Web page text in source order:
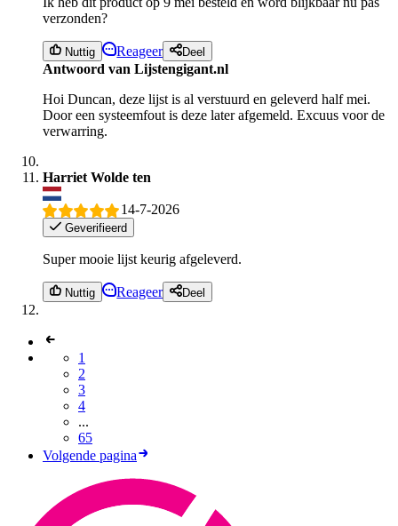
verzonden?
Nuttig Reageer Deel
Antwoord van Lijstengigant.nl
Hoi Duncan, deze lijst is al verstuurd en geleverd half mei.
Door een systeemfout is deze later afgemeld. Excuus voor de
verwarring.
Harriet Wolde ten
14-7-2026
Geverifieerd
Super mooie lijst keurig afgeleverd.
Nuttig Reageer Deel
1
2
3
4
...
65
Volgende pagina